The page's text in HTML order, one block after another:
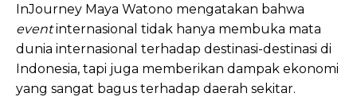
InJourney Maya Watono mengatakan bahwa
eventinternasional tidak hanya membuka mata
dunia internasional terhadap destinasi-destinasi di
Indonesia, tapi juga memberikan dampak ekonomi
yang sangat bagus terhadap daerah sekitar.